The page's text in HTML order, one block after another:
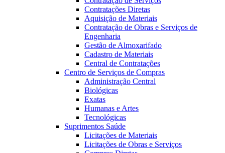
Contratações Diretas
Aquisição de Materiais
Contratação de Obras e Serviços de
Engenharia
Gestão de Almoxarifado
Cadastro de Materiais
Central de Contratações
Centro de Serviços de Compras
Administração Central
Biológicas
Exatas
Humanas e Artes
Tecnológicas
Suprimentos Saúde
Licitações de Materiais
Licitações de Obras e Serviços